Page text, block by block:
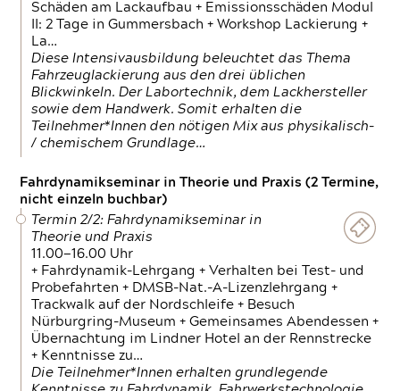
Schäden am Lackaufbau + Emissionsschäden Modul
II: 2 Tage in Gummersbach + Workshop Lackierung +
La…
Diese Intensivausbildung beleuchtet das Thema
Fahrzeuglackierung aus den drei üblichen
Blickwinkeln. Der Labortechnik, dem Lackhersteller
sowie dem Handwerk. Somit erhalten die
Teilnehmer*Innen den nötigen Mix aus physikalisch-
/ chemischem Grundlage…
Fahrdynamikseminar in Theorie und Praxis (2 Termine,
nicht einzeln buchbar)
Termin 2/2: Fahrdynamikseminar in
Theorie und Praxis
11.00—16.00 Uhr
+ Fahrdynamik-Lehrgang + Verhalten bei Test- und
Probefahrten + DMSB-Nat.-A-Lizenzlehrgang +
Trackwalk auf der Nordschleife + Besuch
Nürburgring-Museum + Gemeinsames Abendessen +
Übernachtung im Lindner Hotel an der Rennstrecke
+ Kenntnisse zu…
Die Teilnehmer*Innen erhalten grundlegende